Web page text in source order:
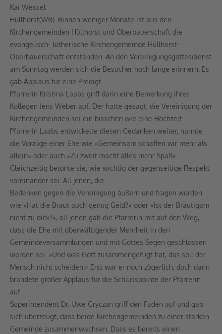
Kai Wessel
Hüllhorst(WB). Binnen weniger Monate ist aus den
Kirchengemeinden Hüllhorst und Oberbauerschaft die
evangelisch- lutherische Kirchengemeinde Hüllhorst-
Oberbauerschaft entstanden. An den Vereinigungsgottesdienst
am Sonntag werden sich die Besucher noch lange erinnern. Es
gab Applaus für eine Predigt.
Pfarrerin Kristina Laabs griff darin eine Bemerkung ihres
Kollegen Jens Weber auf. Der hatte gesagt, die Vereinigung der
Kirchengemeinden sei ein bisschen wie eine Hochzeit.
Pfarrerin Laabs entwickelte diesen Gedanken weiter, nannte
die Vorzüge einer Ehe wie »Gemeinsam schaffen wir mehr als
allein« oder auch »Zu zweit macht alles mehr Spaß«.
Gleichzeitig betonte sie, wie wichtig der gegenseitige Respekt
voreinander sei. All jenen, die
Bedenken gegen die Vereinigung äußern und fragen würden
wie »Hat die Braut auch genug Geld?« oder »Ist der Bräutigam
nicht zu dick?«, all jenen gab die Pfarrerin mit auf den Weg,
dass die Ehe mit überwältigender Mehrheit in den
Gemeindeversammlungen und mit Gottes Segen geschlossen
worden sei. »Und was Gott zusammengefügt hat, das soll der
Mensch nicht scheiden.« Erst war er noch zögerlich, doch dann
brandete großer Applaus für die Schlusspointe der Pfarrerin
auf.
Superintendent Dr. Uwe Gryczan griff den Faden auf und gab
sich überzeugt, dass beide Kirchengemeinden zu einer starken
Gemeinde zusammenwachsen. Dass es bereits einen